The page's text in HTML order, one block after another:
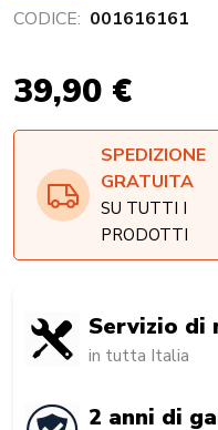
CODICE: 001616161
39,90 €
SPEDIZIONE
GRATUITA
SU TUTTI I
PRODOTTI
Servizio di
in tutta Italia
2 anni di